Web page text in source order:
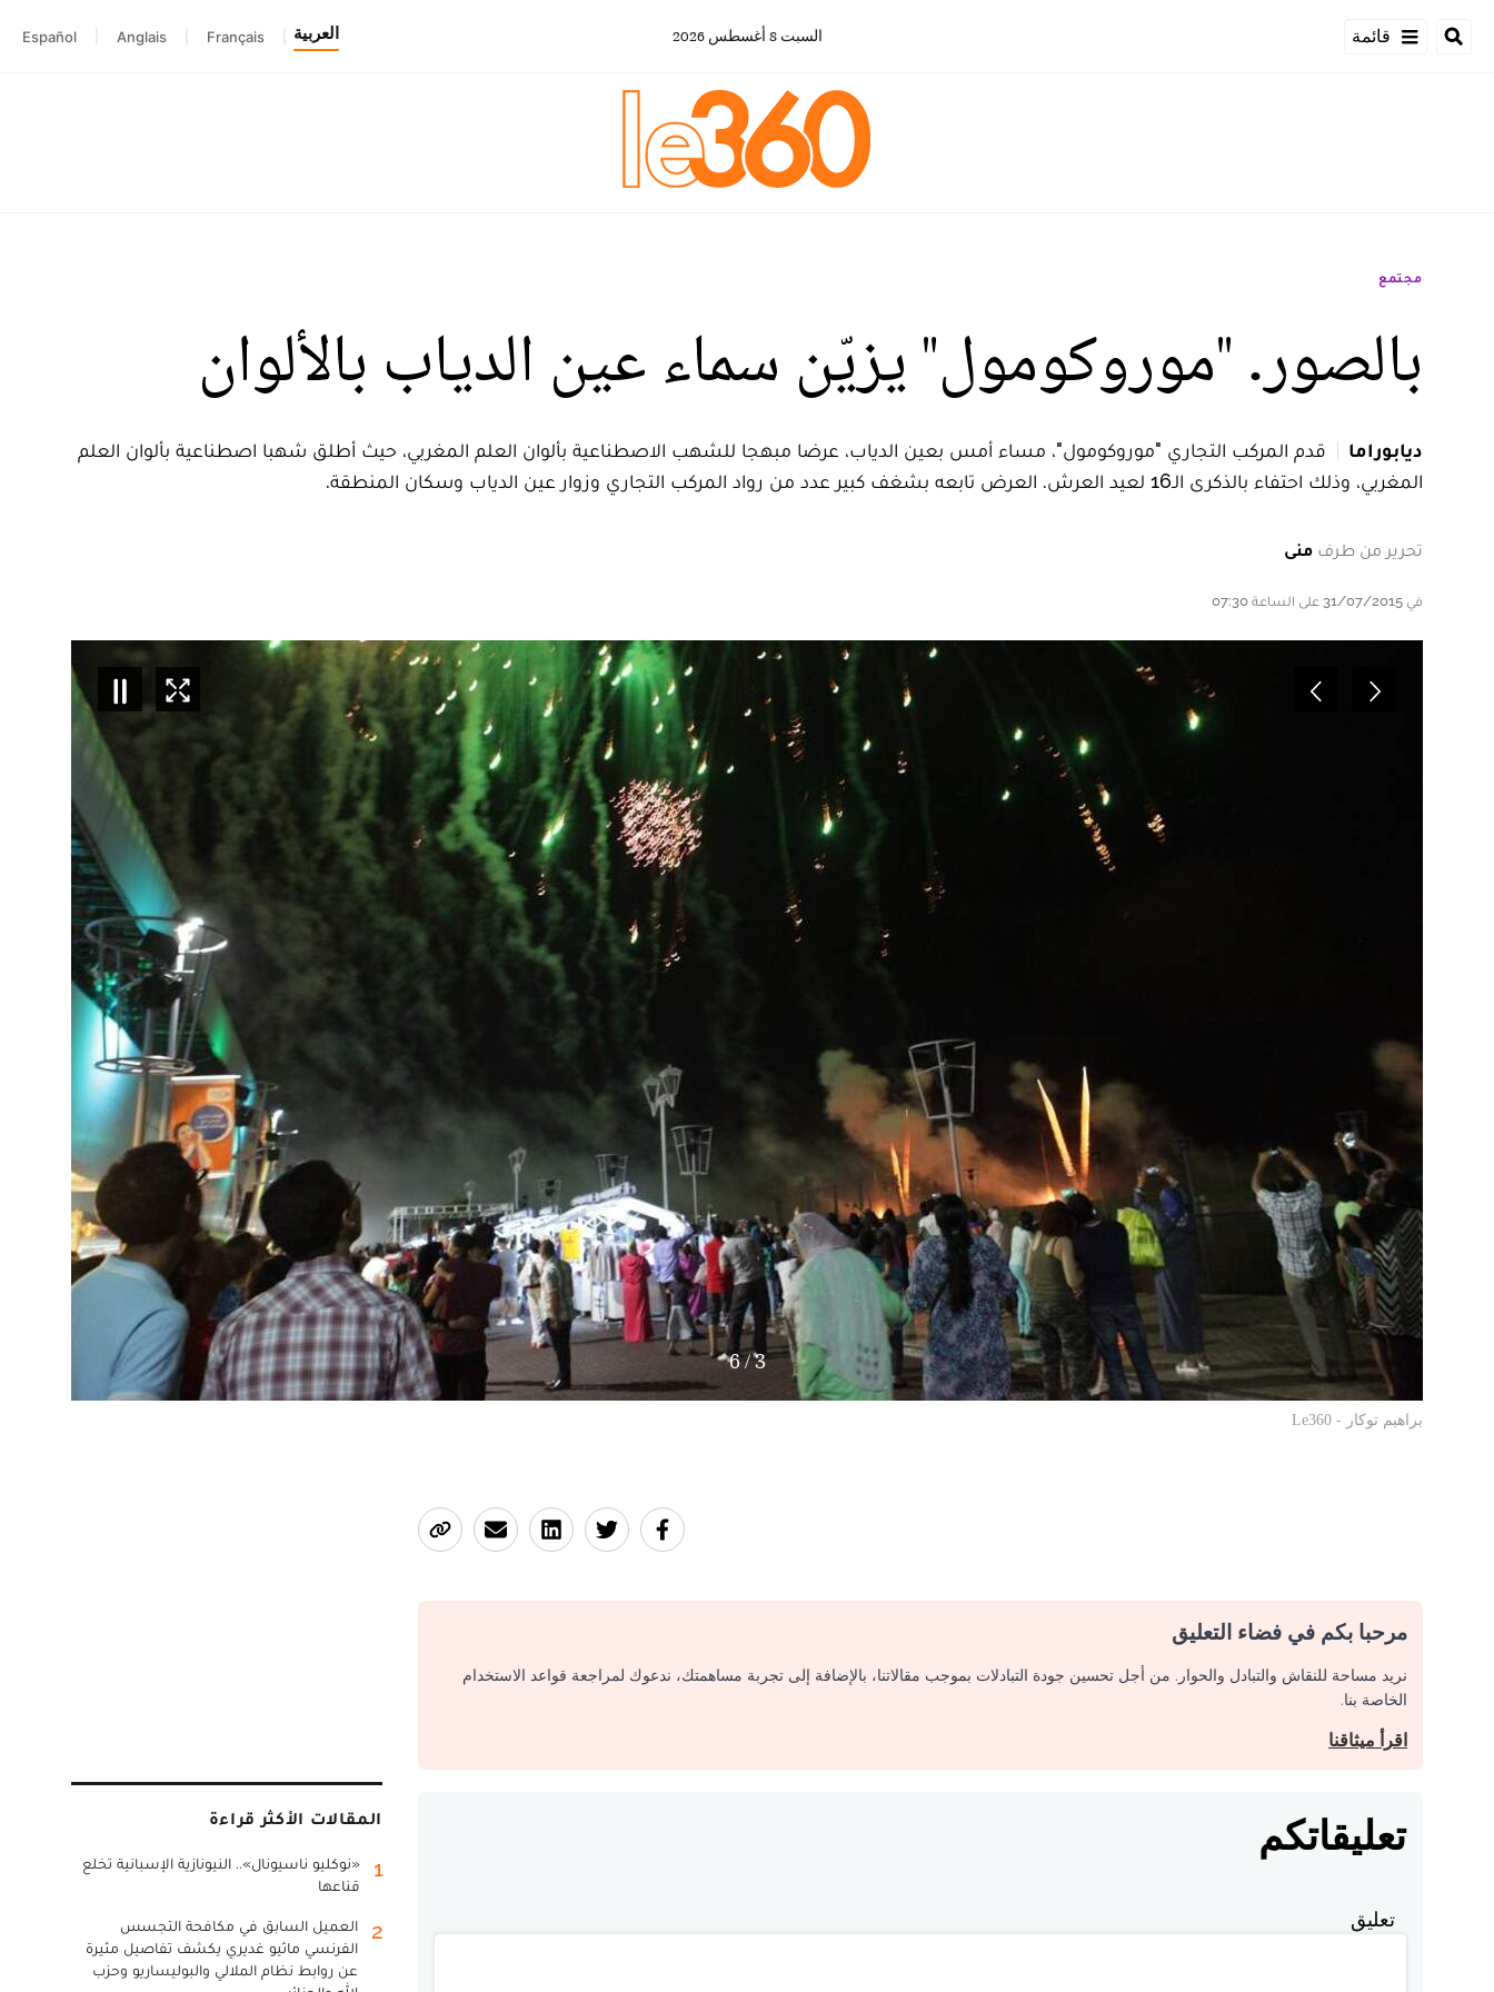
قائمة السبت 8 أغسطس 2026 العربية Français
Anglais
Español
مجتمع
بالصور. "موروكومول" يزيّن سماء عين الدياب بالألوان
ديابوراما
قدم المركب التجاري "موروكومول"، مساء أمس بعين الدياب، عرضا مبهجا للشهب الاصطناعية بألوان العلم المغربي، حيث أطلق شهبا اصطناعية بألوان العلم
المغربي، وذلك احتفاء بالذكرى الـ16 لعيد العرش. العرض تابعه بشغف كبير عدد من رواد المركب التجاري وزوار عين الدياب وسكان المنطقة.
تحرير من طرف منى
في 31/07/2015 على الساعة 07:30
3
/
6
براهيم توكار - Le360
مرحبا بكم في فضاء التعليق
نريد مساحة للنقاش والتبادل والحوار. من أجل تحسين جودة التبادلات بموجب مقالاتنا، بالإضافة إلى تجربة مساهمتك، ندعوك لمراجعة قواعد الاستخدام
الخاصة بنا.
اقرأ ميثاقنا
تعليقاتكم
تعليق
المقالات الأكثر قراءة
1
«نوكليو ناسيونال».. النيونازية الإسبانية تخلع
قناعها
2
العميل السابق في مكافحة التجسس
الفرنسي ماثيو غديري يكشف تفاصيل مثيرة
عن روابط نظام الملالي والبوليساريو وحزب